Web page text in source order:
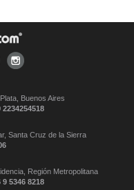
Buenos Aires
2234254518
Santa Cruz de la Sierra
Región Metropolitana
9 5346 8218